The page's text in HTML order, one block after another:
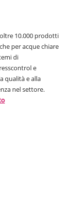
10.000 prodotti
per acque chiare
di
e
qualità e alla
nel settore.